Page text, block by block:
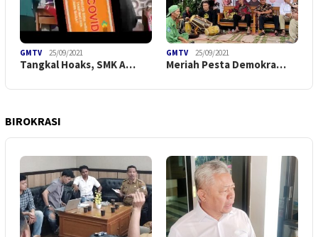
GMTV 25/09/2021
Tangkal Hoaks, SMK A…
GMTV 25/09/2021
Meriah Pesta Demokra…
BIROKRASI